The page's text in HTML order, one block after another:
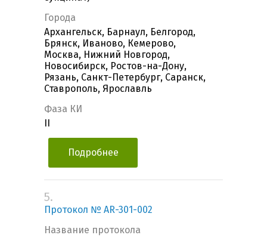
Города
Архангельск, Барнаул, Белгород,
Брянск, Иваново, Кемерово,
Москва, Нижний Новгород,
Новосибирск, Ростов-на-Дону,
Рязань, Санкт-Петербург, Саранск,
Ставрополь, Ярославль
Фаза КИ
Подробнее
5.
Протокол № AR-301-002
Название протокола